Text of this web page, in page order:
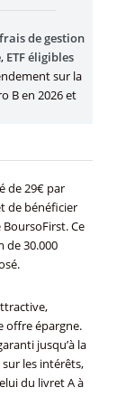
frais de gestion
, ETF éligibles
sur la
B en 2026 et
de 29€ par
de bénéficier
Ce
de 30.000
offre épargne.
jusqu’à la
les intérêts,
du livret A à